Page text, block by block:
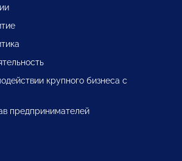
крупного бизнеса с
предпринимателей